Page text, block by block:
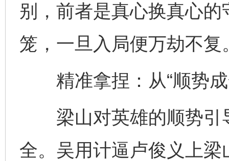
别，前者是真心换真心
笼，一旦入局便万劫不复
精准拿捏：从“顺势成
梁山对英雄的顺势引
全。吴用计逼卢俊义上